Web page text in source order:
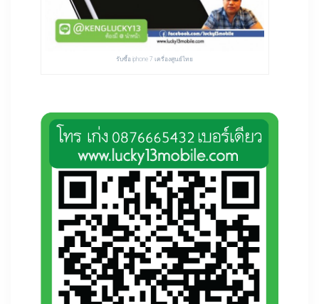
รับซื้อ iphone 7 เครื่องศูนย์ไทย